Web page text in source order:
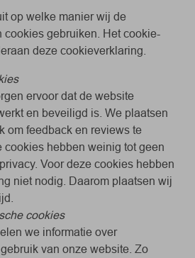
op welke manier wij de
cookies gebruiken. Het cookie-
deze cookieverklaring.
ervoor dat de website
en beveiligd is. We plaatsen
om feedback en reviews te
cookies hebben weinig tot geen
Voor deze cookies hebben
niet nodig. Daarom plaatsen wij
cookies
we informatie over
van onze website. Zo